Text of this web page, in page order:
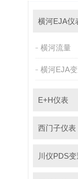
横河EJA仪
横河流量
横河EJA
E+H仪表
西门子仪表
川仪PDS